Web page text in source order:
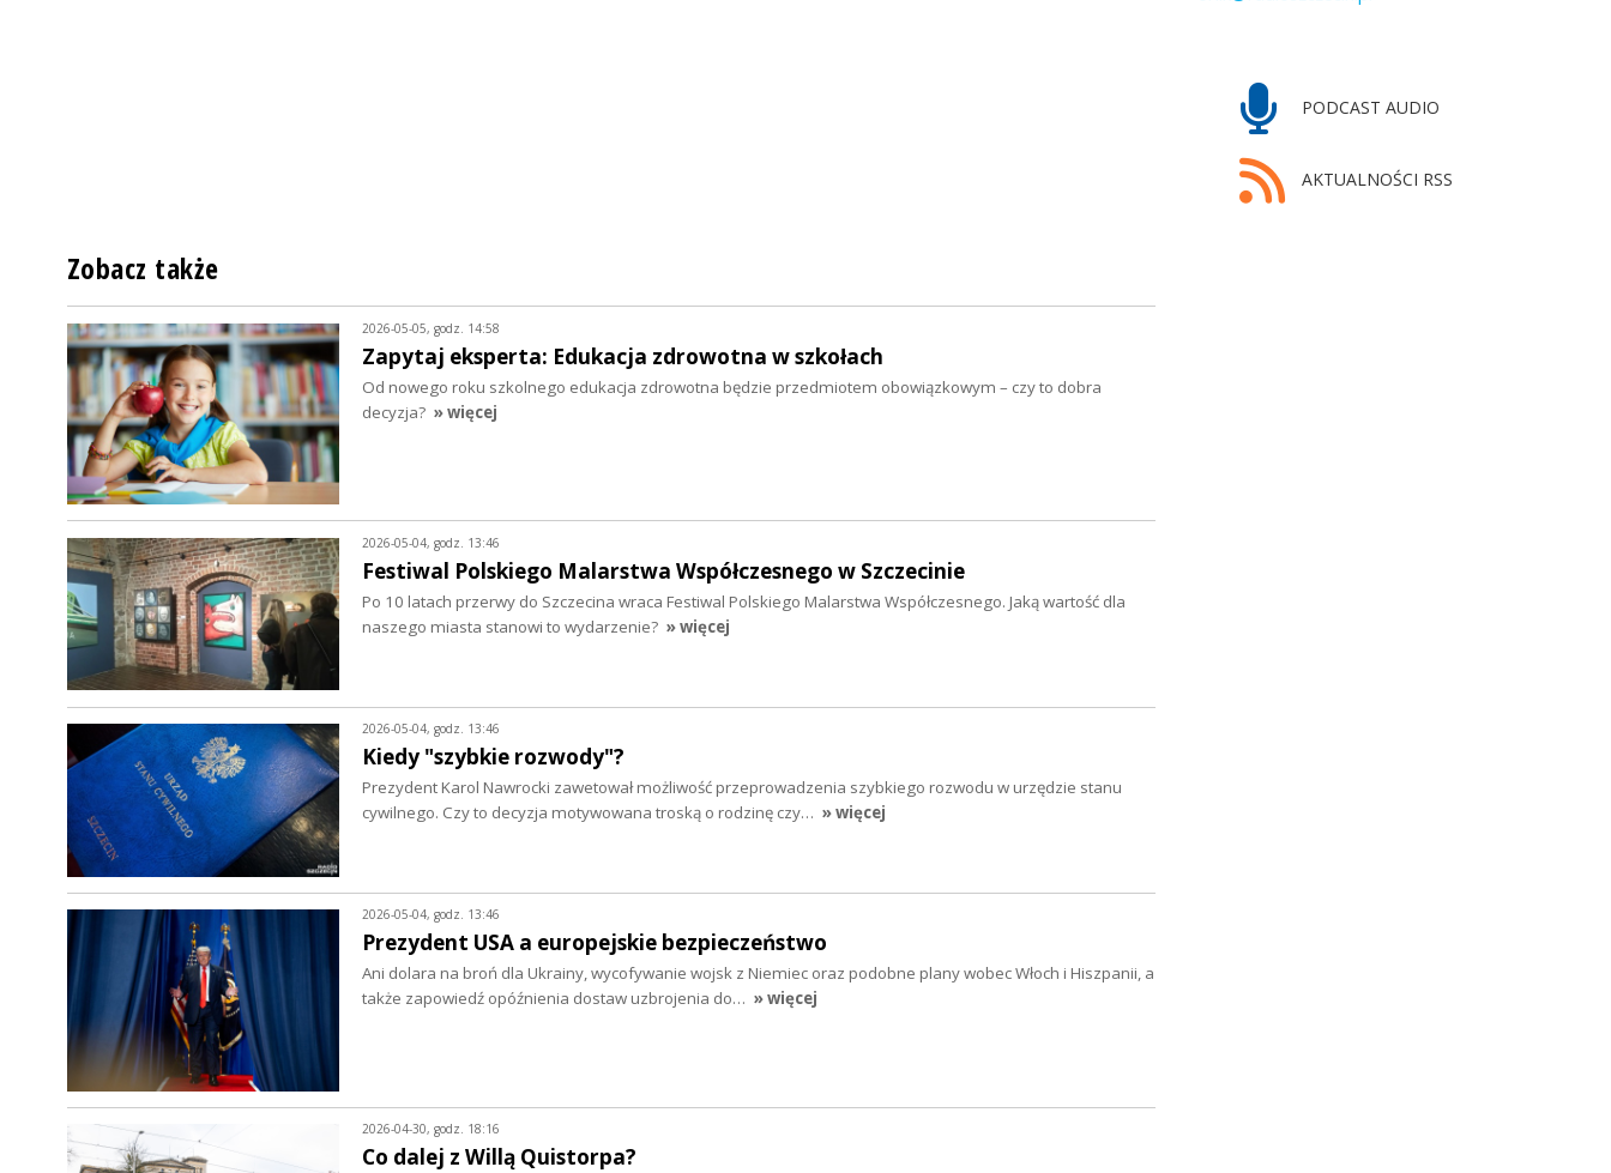
PODCAST AUDIO
AKTUALNOŚCI RSS
Zobacz także
2026-05-05, godz. 14:58
Zapytaj eksperta: Edukacja zdrowotna w szkołach
Od nowego roku szkolnego edukacja zdrowotna będzie przedmiotem obowiązkowym – czy to dobra
decyzja? » więcej
2026-05-04, godz. 13:46
Festiwal Polskiego Malarstwa Współczesnego w Szczecinie
Po 10 latach przerwy do Szczecina wraca Festiwal Polskiego Malarstwa Współczesnego. Jaką wartość dla
naszego miasta stanowi to wydarzenie? » więcej
2026-05-04, godz. 13:46
Kiedy "szybkie rozwody"?
Prezydent Karol Nawrocki zawetował możliwość przeprowadzenia szybkiego rozwodu w urzędzie stanu
cywilnego. Czy to decyzja motywowana troską o rodzinę czy… » więcej
2026-05-04, godz. 13:46
Prezydent USA a europejskie bezpieczeństwo
Ani dolara na broń dla Ukrainy, wycofywanie wojsk z Niemiec oraz podobne plany wobec Włoch i Hiszpanii, a
także zapowiedź opóźnienia dostaw uzbrojenia do… » więcej
2026-04-30, godz. 18:16
Co dalej z Willą Quistorpa?